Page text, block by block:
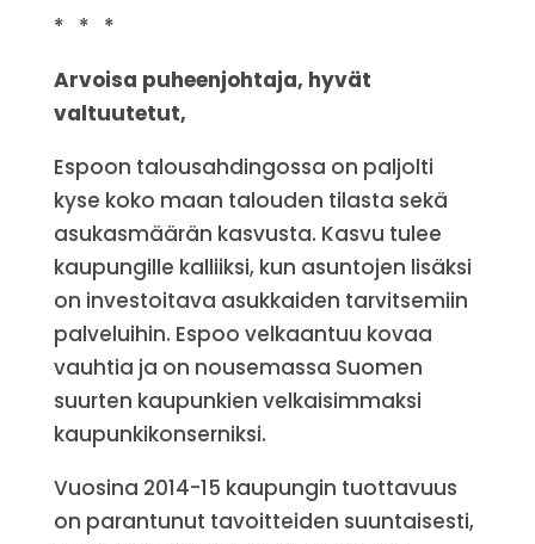
* * *
Arvoisa puheenjohtaja, hyvät
valtuutetut,
Espoon talousahdingossa on paljolti
kyse koko maan talouden tilasta sekä
asukasmäärän kasvusta. Kasvu tulee
kaupungille kalliiksi, kun asuntojen lisäksi
on investoitava asukkaiden tarvitsemiin
palveluihin. Espoo velkaantuu kovaa
vauhtia ja on nousemassa Suomen
suurten kaupunkien velkaisimmaksi
kaupunkikonserniksi.
Vuosina 2014-15 kaupungin tuottavuus
on parantunut tavoitteiden suuntaisesti,